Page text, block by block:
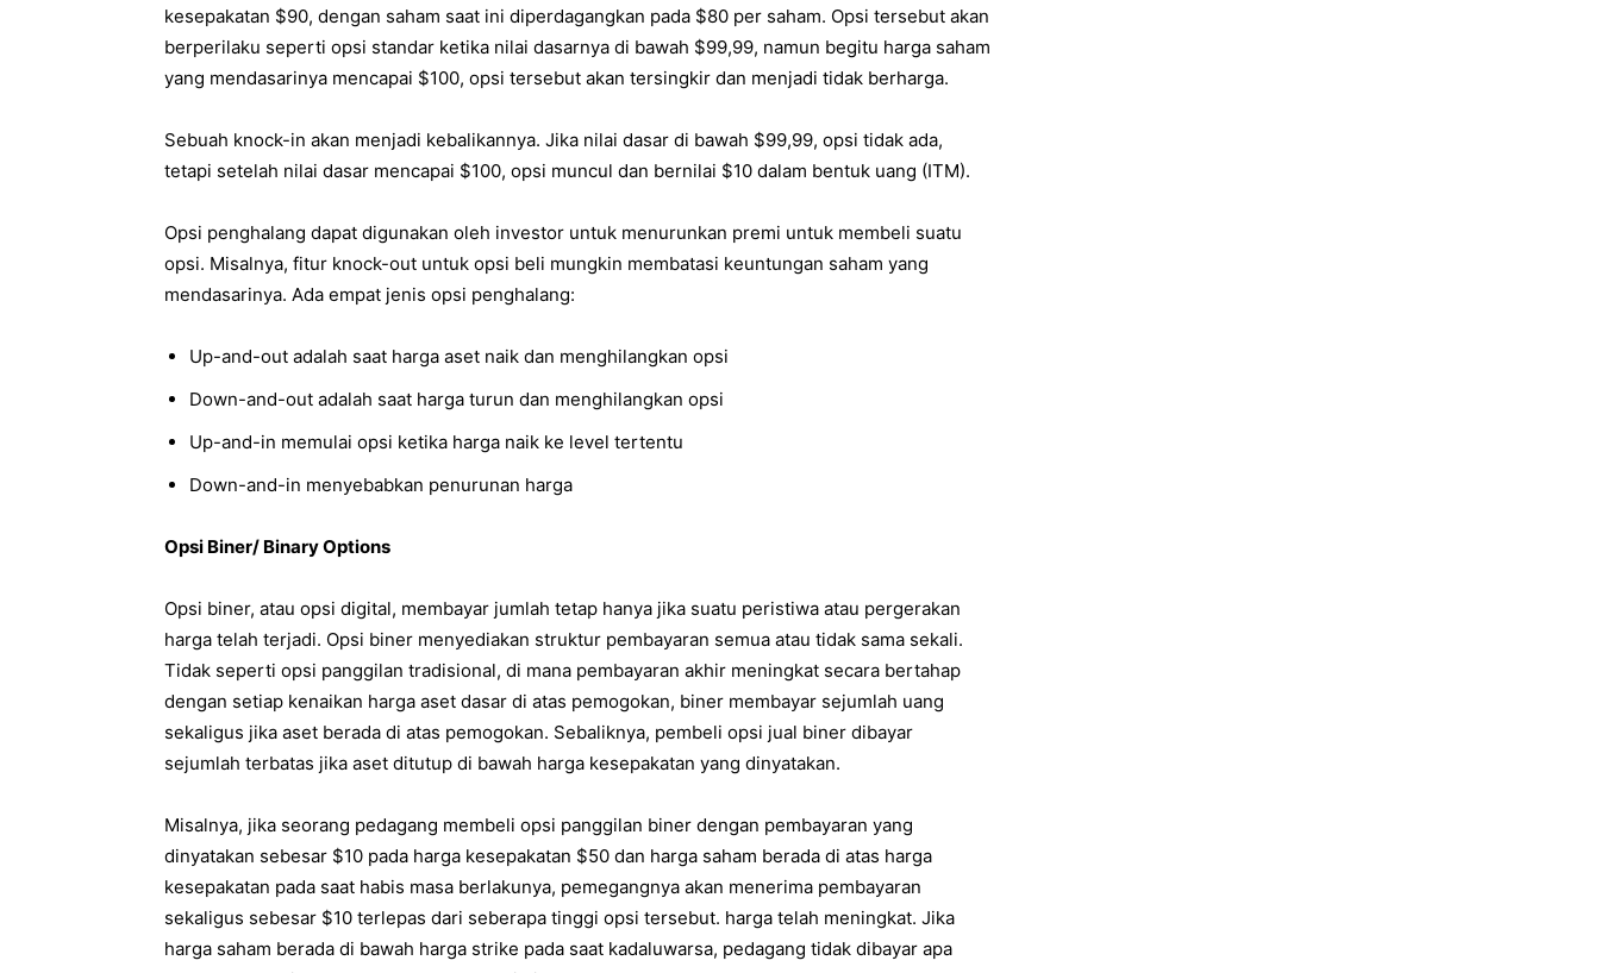
kesepakatan $90, dengan saham saat ini diperdagangkan pada $80 per saham. Opsi tersebut akan
berperilaku seperti opsi standar ketika nilai dasarnya di bawah $99,99, namun begitu harga saham
yang mendasarinya mencapai $100, opsi tersebut akan tersingkir dan menjadi tidak berharga.
Sebuah knock-in akan menjadi kebalikannya. Jika nilai dasar di bawah $99,99, opsi tidak ada,
tetapi setelah nilai dasar mencapai $100, opsi muncul dan bernilai $10 dalam bentuk uang (ITM).
Opsi penghalang dapat digunakan oleh investor untuk menurunkan premi untuk membeli suatu
opsi. Misalnya, fitur knock-out untuk opsi beli mungkin membatasi keuntungan saham yang
mendasarinya. Ada empat jenis opsi penghalang:
Up-and-out adalah saat harga aset naik dan menghilangkan opsi
Down-and-out adalah saat harga turun dan menghilangkan opsi
Up-and-in memulai opsi ketika harga naik ke level tertentu
Down-and-in menyebabkan penurunan harga
Opsi Biner/ Binary Options
Opsi biner, atau opsi digital, membayar jumlah tetap hanya jika suatu peristiwa atau pergerakan
harga telah terjadi. Opsi biner menyediakan struktur pembayaran semua atau tidak sama sekali.
Tidak seperti opsi panggilan tradisional, di mana pembayaran akhir meningkat secara bertahap
dengan setiap kenaikan harga aset dasar di atas pemogokan, biner membayar sejumlah uang
sekaligus jika aset berada di atas pemogokan. Sebaliknya, pembeli opsi jual biner dibayar
sejumlah terbatas jika aset ditutup di bawah harga kesepakatan yang dinyatakan.
Misalnya, jika seorang pedagang membeli opsi panggilan biner dengan pembayaran yang
dinyatakan sebesar $10 pada harga kesepakatan $50 dan harga saham berada di atas harga
kesepakatan pada saat habis masa berlakunya, pemegangnya akan menerima pembayaran
sekaligus sebesar $10 terlepas dari seberapa tinggi opsi tersebut. harga telah meningkat. Jika
harga saham berada di bawah harga strike pada saat kadaluwarsa, pedagang tidak dibayar apa